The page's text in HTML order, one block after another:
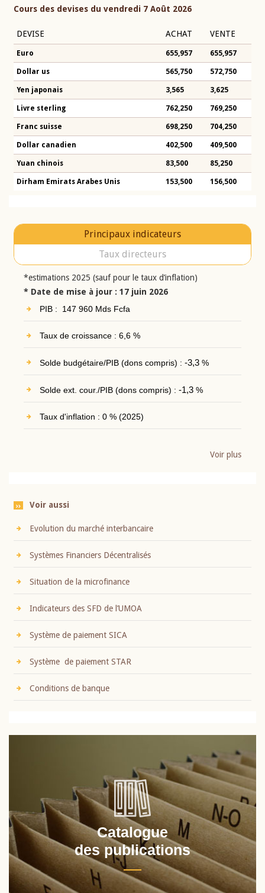
Cours des devises du vendredi 7 Août 2026
DEVISE ACHAT VENTE
Euro 655,957 655,957
Dollar us 565,750 572,750
Yen japonais 3,565 3,625
Livre sterling 762,250 769,250
Franc suisse 698,250 704,250
Dollar canadien 402,500 409,500
Yuan chinois 83,500 85,250
Dirham Emirats Arabes Unis 153,500 156,500
Principaux indicateurs
Taux directeurs
*estimations 2025 (sauf pour le taux d’inflation)
* Date de mise à jour : 17 juin 2026
PIB : 147 960 Mds Fcfa
Taux de croissance : 6,6 %
Solde budgétaire/PIB (dons compris) : -3,3%
Solde ext. cour./PIB (dons compris) : -1,3%
Taux d'inflation : 0 % (2025)
Voir plus
Voir aussi
Evolution du marché interbancaire
Systèmes Financiers Décentralisés
Situation de la microfinance
Indicateurs des SFD de l’UMOA
Système de paiement SICA
Système de paiement STAR
Conditions de banque
Catalogue
des publications